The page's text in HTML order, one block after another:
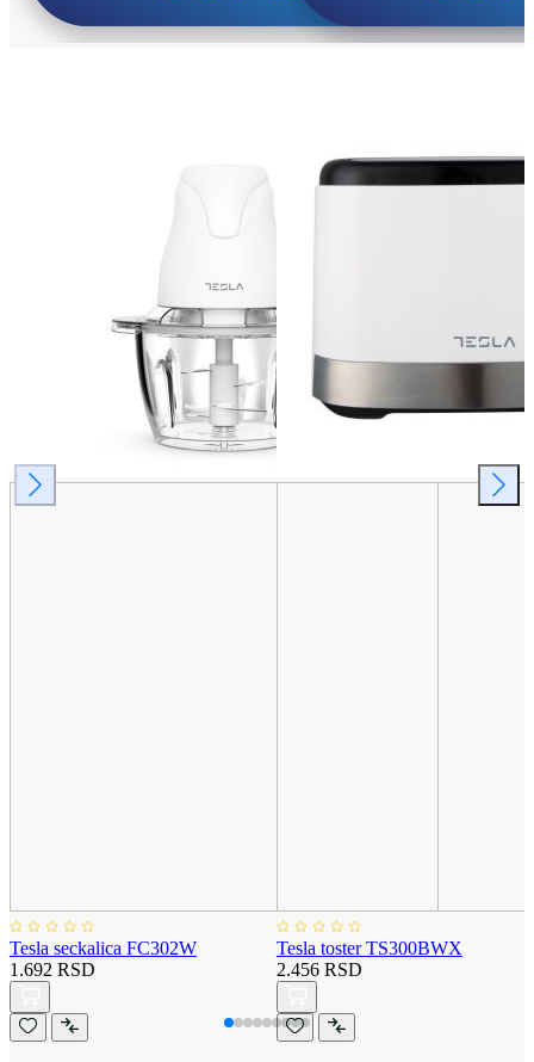
Tesla seckalica FC302W
1.692 RSD
Tesla toster TS300BWX
2.456 RSD